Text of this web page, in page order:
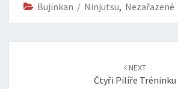
Bujinkan / Ninjutsu, Nezařazené
NEXT
Čtyři Pilíře Tréninku